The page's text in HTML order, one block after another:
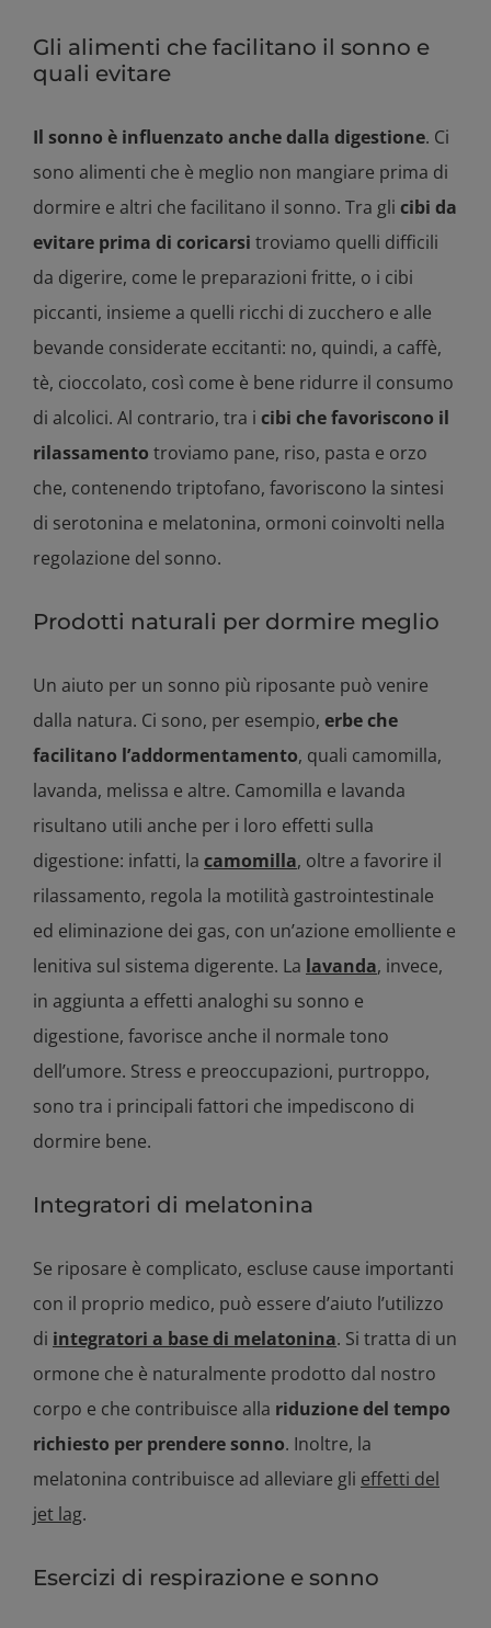
Gli alimenti che facilitano il sonno e
quali evitare
Il sonno è influenzato anche dalla digestione. Ci
sono alimenti che è meglio non mangiare prima di
dormire e altri che facilitano il sonno. Tra gli cibi da
evitare prima di coricarsi troviamo quelli difficili
da digerire, come le preparazioni fritte, o i cibi
piccanti, insieme a quelli ricchi di zucchero e alle
bevande considerate eccitanti: no, quindi, a caffè,
tè, cioccolato, così come è bene ridurre il consumo
di alcolici. Al contrario, tra i cibi che favoriscono il
rilassamento troviamo pane, riso, pasta e orzo
che, contenendo triptofano, favoriscono la sintesi
di serotonina e melatonina, ormoni coinvolti nella
regolazione del sonno.
Prodotti naturali per dormire meglio
Un aiuto per un sonno più riposante può venire
dalla natura. Ci sono, per esempio, erbe che
facilitano l’addormentamento, quali camomilla,
lavanda, melissa e altre. Camomilla e lavanda
risultano utili anche per i loro effetti sulla
digestione: infatti, la camomilla, oltre a favorire il
rilassamento, regola la motilità gastrointestinale
ed eliminazione dei gas, con un’azione emolliente e
lenitiva sul sistema digerente. La lavanda, invece,
in aggiunta a effetti analoghi su sonno e
digestione, favorisce anche il normale tono
dell’umore. Stress e preoccupazioni, purtroppo,
sono tra i principali fattori che impediscono di
dormire bene.
Integratori di melatonina
Se riposare è complicato, escluse cause importanti
con il proprio medico, può essere d’aiuto l’utilizzo
di integratori a base di melatonina. Si tratta di un
ormone che è naturalmente prodotto dal nostro
corpo e che contribuisce alla riduzione del tempo
richiesto per prendere sonno. Inoltre, la
melatonina contribuisce ad alleviare gli effetti del
jet lag.
Esercizi di respirazione e sonno